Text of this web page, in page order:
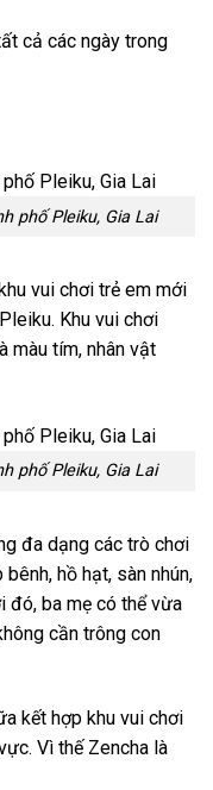
cả các ngày trong
phố Pleiku, Gia Lai
vui chơi trẻ em mới
Khu vui chơi
màu tím, nhân vật
phố Pleiku, Gia Lai
đa dạng các trò chơi
hồ hạt, sàn nhún,
đó, ba mẹ có thể vừa
cần trông con
kết hợp khu vui chơi
Vì thế Zencha là